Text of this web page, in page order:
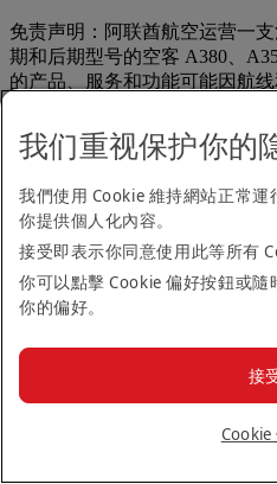
免责声明：阿联酋航空运营一
期和后期型号的空客 A380、
的产品、服务和功能可能因航
们的产品有疑问或有具体要求
本页有几个部分要求你提交个
解我们如何处理你的个人信息，
通知》。
阿联酋航空
帮助和支持
阿联酋航空商务奖励
关于我们
我们重视保护你的
我們使用 Cookie 維持網站正常
你提供個人化內容。
接受即表示你同意使用此等所有
你可以點擊 Cookie 偏好按鈕或隨
你的偏好。
Cookie
接